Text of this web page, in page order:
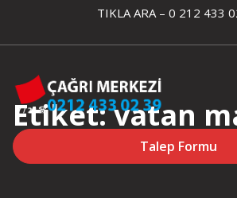
content
TIKLA ARA – 0 212 433
Talep Formu
Etiket:vatan
beko kombi